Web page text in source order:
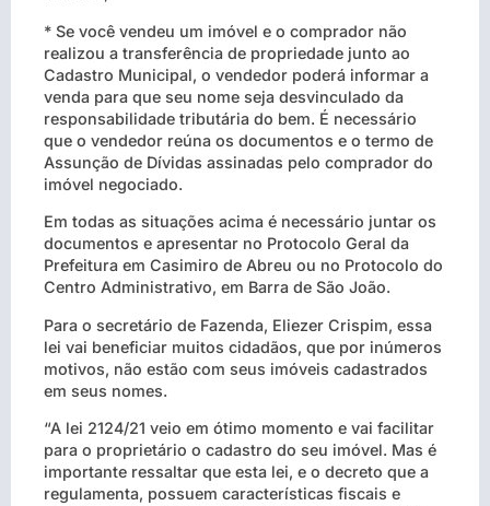
* Se você vendeu um imóvel e o comprador não
realizou a transferência de propriedade junto ao
Cadastro Municipal, o vendedor poderá informar a
venda para que seu nome seja desvinculado da
responsabilidade tributária do bem. É necessário
que o vendedor reúna os documentos e o termo de
Assunção de Dívidas assinadas pelo comprador do
imóvel negociado.
Em todas as situações acima é necessário juntar os
documentos e apresentar no Protocolo Geral da
Prefeitura em Casimiro de Abreu ou no Protocolo do
Centro Administrativo, em Barra de São João.
Para o secretário de Fazenda, Eliezer Crispim, essa
lei vai beneficiar muitos cidadãos, que por inúmeros
motivos, não estão com seus imóveis cadastrados
em seus nomes.
“A lei 2124/21 veio em ótimo momento e vai facilitar
para o proprietário o cadastro do seu imóvel. Mas é
importante ressaltar que esta lei, e o decreto que a
regulamenta, possuem características fiscais e